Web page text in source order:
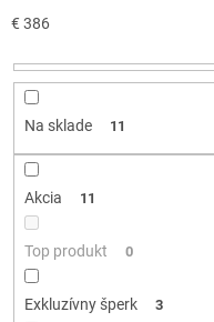
e
r
€ 386
Na sklade 11
Akcia 11
Top produkt 0
Exkluzívny šperk 3